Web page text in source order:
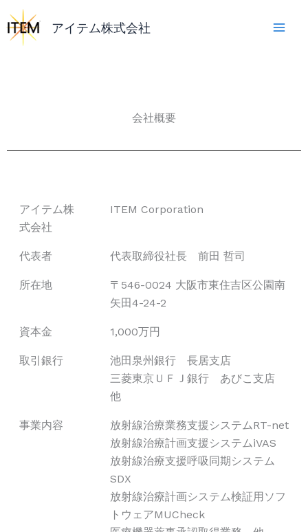
容
を
アイテム株式会社
会社概要
アイテム株
式会社
ITEM Corporation
代表者 代表取締役社長 前田 哲司
所在地
〒546-0024 大阪市東住吉区公園南
矢田4-24-2
資本金 1,000万円
取引銀行
池田泉州銀行 長居支店
三菱東京ＵＦＪ銀行 あびこ支店
他
事業内容
放射線治療業務支援システムRT-net
放射線治療計画支援システムiVAS
放射線治療支援呼吸同期システム
SDX
放射線治療計画システム検証用ソフ
トウェアMUCheck